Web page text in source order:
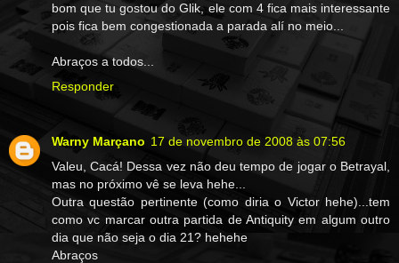
bom que tu gostou do Glik, ele com 4 fica mais interessante
pois fica bem congestionada a parada alí no meio...
Abraços a todos...
Responder
Warny Marçano 17 de novembro de 2008 às 07:56
Valeu, Cacá! Dessa vez não deu tempo de jogar o Betrayal,
mas no próximo vê se leva hehe...
Outra questão pertinente (como diria o Victor hehe)...tem
como vc marcar outra partida de Antiquity em algum outro
dia que não seja o dia 21? hehehe
Abraços